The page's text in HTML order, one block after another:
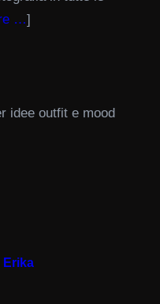
…]
idee outfit e mood
Erika